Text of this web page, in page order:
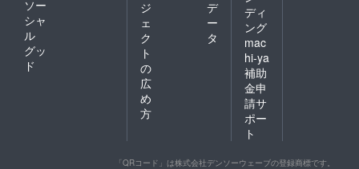
ソー
シャ
ル
グッ
ド
ジ
ェ
ク
ト
の
広
め
方
デ
ー
タ
ディ
ング
mac
hi-ya
補助
金申
請サ
ポー
ト
「QRコード」は株式会社デンソーウェーブの登録商標です。